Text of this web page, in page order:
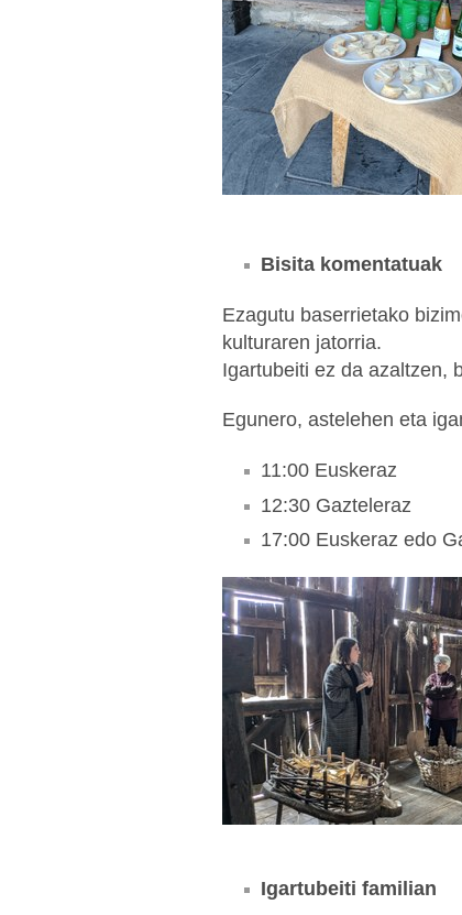
Bisita komentatuak
Ezagutu baserrietako
kulturaren jatorria.
Igartubeiti ez da azaltzen,
Egunero, astelehen eta
11:00 Euskeraz
12:30 Gazteleraz
17:00 Euskeraz edo
Igartubeiti familian